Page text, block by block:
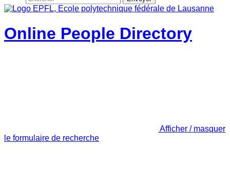
Online People Directory
Afficher / masquer
le formulaire de recherche